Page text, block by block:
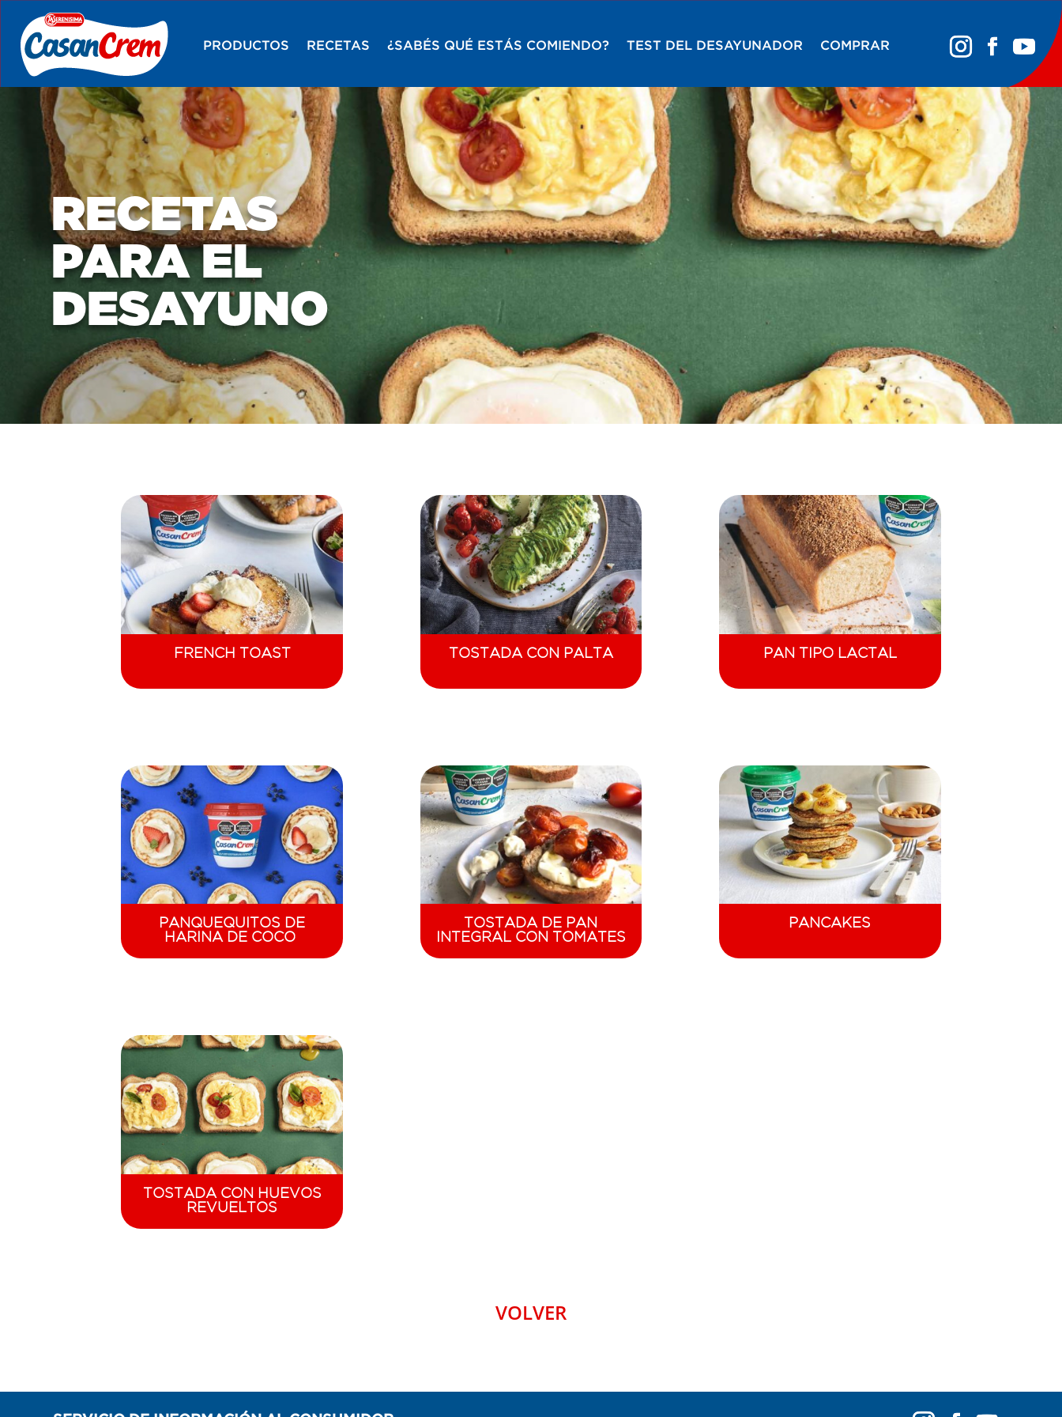
PRODUCTOS RECETAS ¿SABÉS QUÉ ESTÁS COMIENDO? TEST DEL DESAYUNADOR COMPRAR
RECETAS
PARA EL
DESAYUNO
FRENCH TOAST
PANQUEQUITOS DE
HARINA DE COCO
TOSTADA CON HUEVOS
REVUELTOS
TOSTADA CON PALTA
TOSTADA DE PAN
INTEGRAL CON TOMATES
PAN TIPO LACTAL
PANCAKES
VOLVER